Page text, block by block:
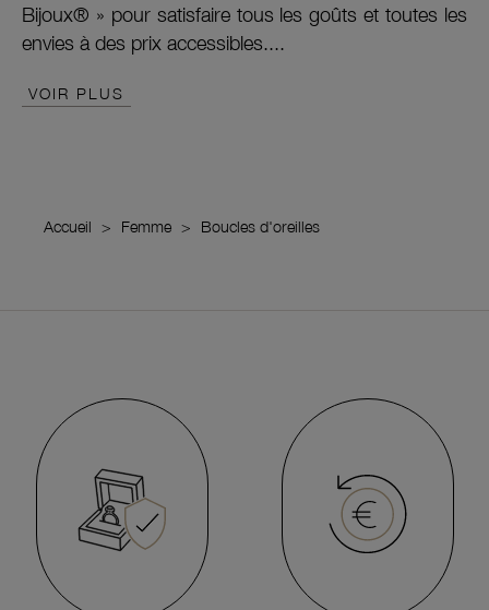
Bijoux® » pour satisfaire tous les goûts et toutes les
envies à des prix accessibles....
VOIR PLUS
Accueil Femme Boucles d'oreilles